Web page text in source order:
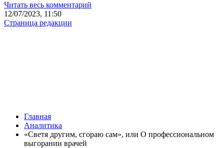
Читать весь комментарий
12/07/2023, 11:50
Страница редакции
Главная
Аналитика
«Светя другим, сгораю сам», или О профессиональном
выгорании врачей